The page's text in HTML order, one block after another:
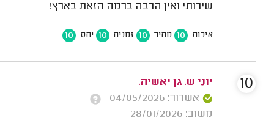
שירותי ואין הרבה ברמה הזאת בארץ!
איכות 10 מחיר 10 זמנים 10 יחס 10
יוני ש. גן יאשיה.
אשרור: 04/05/2026
משוב: 28/01/2026
10